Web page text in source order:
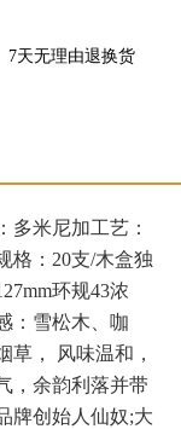
7天无理由退换货
多米尼加工艺：
格：20支/木盒独
环规43浓
雪松木、咖
草， 风味温和，
，余韵利落并带
牌创始人仙奴;大